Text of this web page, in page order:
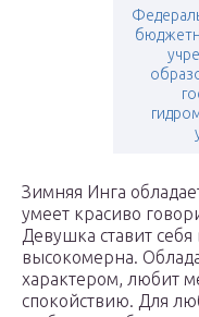
Зимняя Инга
умеет красиво
Девушка ставит
высокомерна.
характером, любит
спокойствию. Для